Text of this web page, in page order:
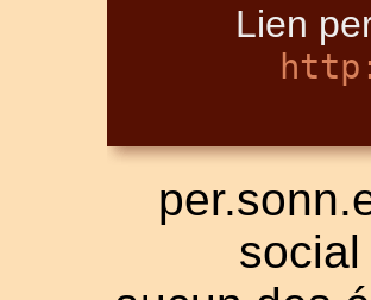
Lien
social